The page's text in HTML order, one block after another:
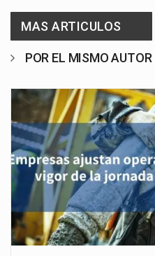
MAS ARTICULOS
POR EL MISMO AUTOR